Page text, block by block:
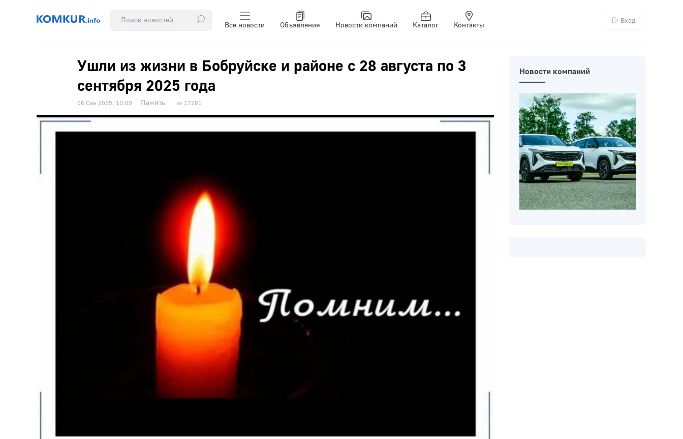
Все новости Объявления Новости компаний Каталог Контакты
Вход
Ушли из жизни в Бобруйске и районе с 28 августа по 3
сентября 2025 года
06 Сен 2025, 10:00 Память 17281
Новости компаний